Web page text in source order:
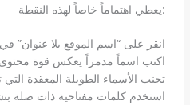
يعطي اهتماماً خاصاً لهذه النقطة:
انقر على “اسم الموقع بلا عنوان”
اكتب اسماً مدمراً يعكس قوة
تجنب الأسماء الطويلة المعقدة
استخدم كلمات مفتاحية ذات صلة